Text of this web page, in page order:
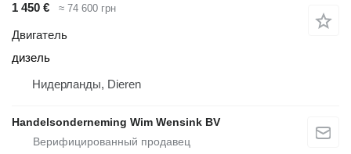
1 450 €
≈ 74 600 грн
Двигатель
дизель
Нидерланды, Dieren
Handelsonderneming Wim Wensink BV